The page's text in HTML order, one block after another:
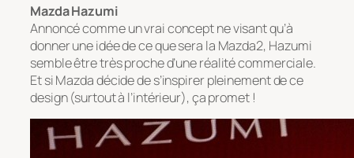
Mazda Hazumi
Annoncé comme un vrai concept ne visant qu’à
donner une idée de ce que sera la Mazda2, Hazumi
semble être très proche d’une réalité commerciale.
Et si Mazda décide de s’inspirer pleinement de ce
design (surtout à l’intérieur), ça promet !